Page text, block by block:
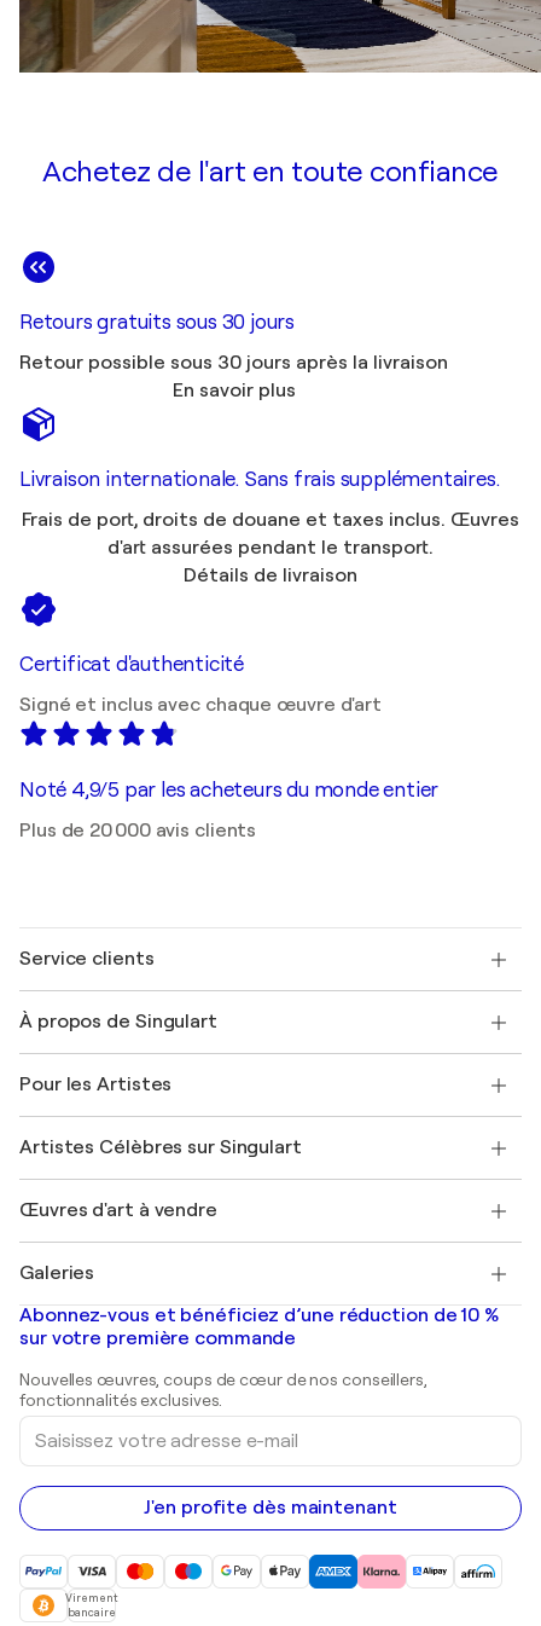
Achetez de l'art en toute confiance
Retours gratuits sous 30 jours
Retour possible sous 30 jours après la livraison
En savoir plus
Livraison internationale. Sans frais supplémentaires.
Frais de port, droits de douane et taxes inclus. Œuvres
d'art assurées pendant le transport.
Détails de livraison
Certificat d'authenticité
Signé et inclus avec chaque œuvre d'art
Noté 4,9/5 par les acheteurs du monde entier
Plus de 20 000 avis clients
Service clients
Expédition
Offrir une carte cadeau
Rejoignez notre programme commercial
Mon compte
+33 1 76 44 06 42
À propos de Singulart
FAQ
Magazine Singulart
Emplois
Découvrez une sélection d'art original
Pour les Artistes
Se connecter en tant qu'Artiste
Artistes Célèbres sur Singulart
Marc Chagall
Banksy
Mr. Brainwash
Shepard Fairey
Œuvres d'art à vendre
Tableaux abstraits à vendre
Peintures de paysage
Estampes
Peintures acryliques
Galeries
Galeries d'art en France
Galeries d'art en Belgique
Abonnez-vous et bénéficiez d’une réduction de 10 %
sur votre première commande
Nouvelles œuvres, coups de cœur de nos conseillers,
fonctionnalités exclusives.
Saisissez
votre
adresse
e-
mail
J'en profite dès maintenant
Virement
bancaire